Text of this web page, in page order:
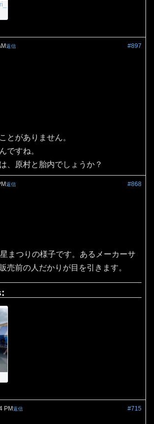
#897
返信
とがありません。
ですね。
、原村と胎内でしょうか？
#868
返信
まつりの様子です。あるメーカーサ
売前の人だかりが目を引きます。
PM #715
返信